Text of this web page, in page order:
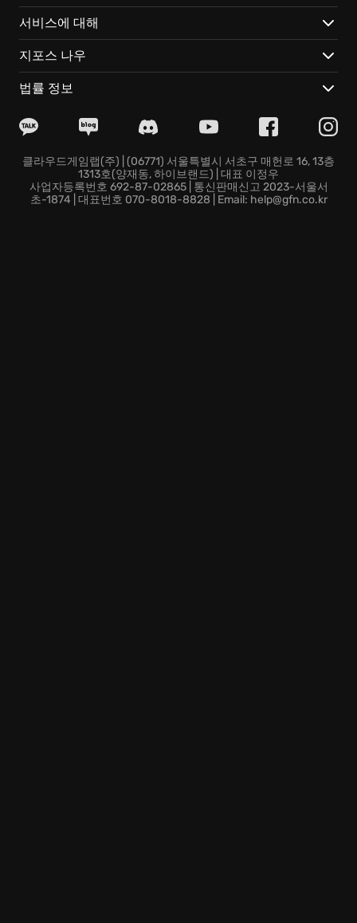
주요 특징:
개성 넘치는 등장인물들과의 예상치 못한 만남, 그리고
그들의 흥미진진한 뒷이야기.
고전적인 아케이드 골프 게임의 재미를 현대적으로 재해
달 표면의 다채로운 환경을 탐험하며 숨겨진 비밀과 놀라
Golf Club Nostalgia에서 완전히 새로운 스타일의 골프
게임을 경험하고 가슴 뭉클한 스토리에 빠져보세요!
서비스에 대해
지포스 나우
법률 정보
클라우드게임랩(주) | (06771) 서울특별시 서초구 매헌로 16, 13층
1313호(양재동, 하이브랜드) | 대표 이정우
사업자등록번호 692-87-02865 | 통신판매신고 2023-서울서
초-1874 | 대표번호 070-8018-8828 | Email: help@gfn.co.kr